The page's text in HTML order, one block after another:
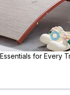
Essentials for Every